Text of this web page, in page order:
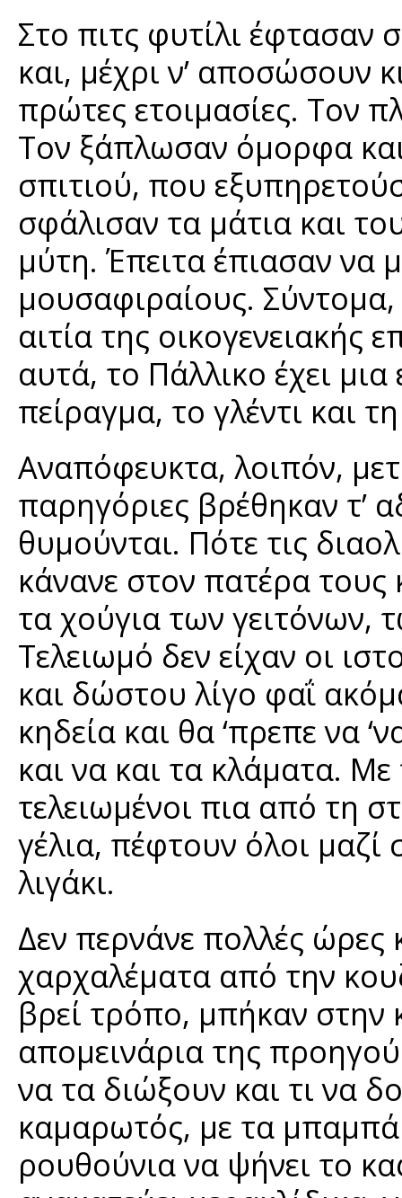
Στο πιτς φυτίλι έφτασαν
και, μέχρι ν’ αποσώσουν
πρώτες ετοιμασίες. Τον
Τον ξάπλωσαν όμορφα
σπιτιού, που
σφάλισαν τα μάτια και
μύτη. Έπειτα έπιασαν να
μουσαφιραίους.
αιτία της οικογενειακής
αυτά, το Πάλλικο έχει
πείραγμα, το γλέντι και
Αναπόφευκτα, λοιπόν,
παρηγόριες βρέθηκαν τ’
θυμούνται. Πότε τις
κάνανε στον πατέρα τους
τα χούγια των γειτόνων,
Τελειωμό δεν είχαν οι
και δώστου λίγο φαΐ
κηδεία και θα ‘πρεπε να
και να και τα κλάματα.
τελειωμένοι πια από τη
γέλια, πέφτουν όλοι
λιγάκι.
Δεν περνάνε πολλές
χαρχαλέματα από την
βρεί τρόπο, μπήκαν στην
απομεινάρια της
να τα διώξουν και τι να
καμαρωτός, με τα
ρουθούνια να ψήνει το